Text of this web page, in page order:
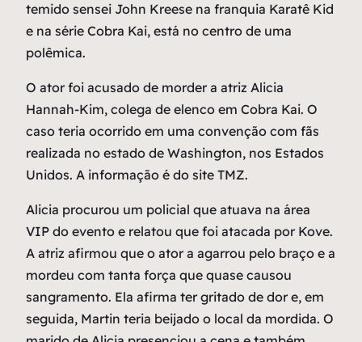
temido sensei John Kreese na franquia Karatê Kid
e na série Cobra Kai, está no centro de uma
polêmica.
O ator foi acusado de morder a atriz Alicia
Hannah-Kim, colega de elenco em Cobra Kai. O
caso teria ocorrido em uma convenção com fãs
realizada no estado de Washington, nos Estados
Unidos. A informação é do site TMZ.
Alicia procurou um policial que atuava na área
VIP do evento e relatou que foi atacada por Kove.
A atriz afirmou que o ator a agarrou pelo braço e a
mordeu com tanta força que quase causou
sangramento. Ela afirma ter gritado de dor e, em
seguida, Martin teria beijado o local da mordida. O